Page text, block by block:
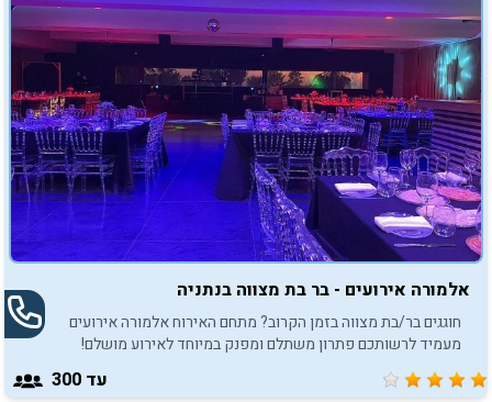
המסעדה והתפריט, שירותי מוזיקה וסאונד והאווירה הכללית
במקום. יצרנו עבורכם רשימה מרוכזת שתסייע בבחירת המקום
המושלם בשבילכם.
אלמורה אירועים - בר בת מצווה בנתניה
חוגגים בר/בת מצווה בזמן הקרוב? מתחם האירוח אלמורה אירועים
מעמיד לרשותכם פתרון משתלם ומפנק במיוחד לאירוע מושלם!
עד 300